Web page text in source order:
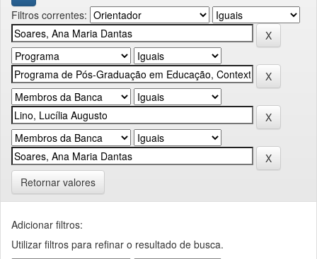
Filtros correntes:
Retornar valores
Adicionar filtros:
Utilizar filtros para refinar o resultado de busca.